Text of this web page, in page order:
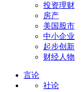
投资理财
房产
美国股市
中小企业
起步创新
财经人物
言论
社论